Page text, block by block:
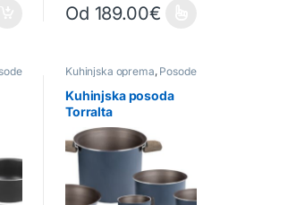
na strani izdelka
Od 189.00€
Ta izdelek ima več različic. Možnosti
Kuhinjska oprema, Posode
Kuhinjska posoda
Torralta